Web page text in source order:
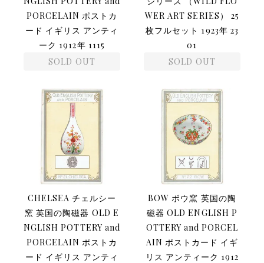
PORCELAIN ポストカ
ード イギリス アンティ
ーク 1912年 1115
SOLD OUT
WER ART SERIES） 25
枚フルセット 1923年 23
01
SOLD OUT
CHELSEA チェルシー
窯 英国の陶磁器 OLD E
NGLISH POTTERY and
PORCELAIN ポストカ
ード イギリス アンティ
BOW ボウ窯 英国の陶
磁器 OLD ENGLISH P
OTTERY and PORCEL
AIN ポストカード イギ
リス アンティーク 1912